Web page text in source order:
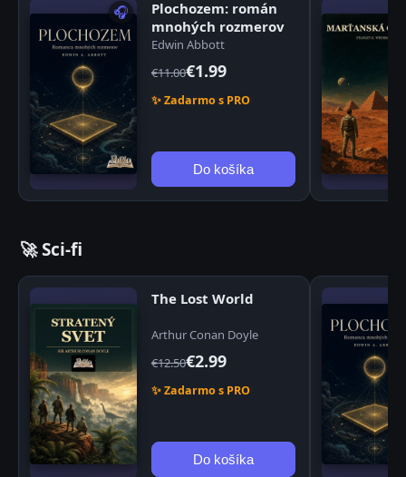
🎧
Plochozem: román
mnohých rozmerov
Edwin Abbott
€11.00€1.99
✨ Zadarmo s PRO
Do košíka
🚀 Sci-fi
The Lost World
Arthur Conan Doyle
€12.50€2.99
✨ Zadarmo s PRO
Do košíka